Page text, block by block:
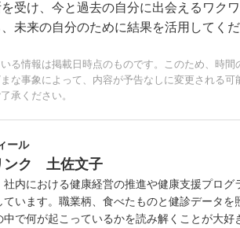
受け、今と過去の自分に出会えるワク
未来の自分のために結果を活用してく
る情報は掲載日時点のものです。このため、時間
な事象によって、内容が予告なしに変更される可
承ください。
ール
ンク 土佐文子
内における健康経営の推進や健康支援プログ
います。職業柄、食べたものと健診データを
中で何が起こっているかを読み解くことが大好